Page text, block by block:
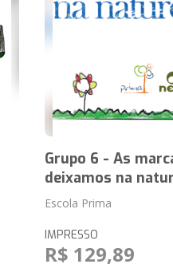
Grupo 6 - As
deixamos na
Escola Prima
IMPRESSO
R$ 129,89